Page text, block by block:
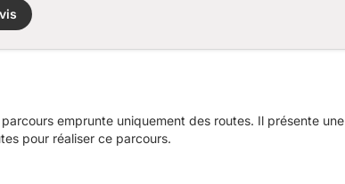
emprunte uniquement des routes. Il présente une
pour réaliser ce parcours.